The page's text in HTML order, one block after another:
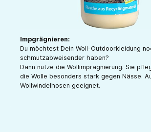
Impgrägnieren:
Du möchtest Dein Woll-Outdoorkleidung
schmutzabweisender haben?
Dann nutze die Wollimprägnierung. Sie
die Wolle besonders stark gegen Nässe.
Wollwindelhosen geeignet.